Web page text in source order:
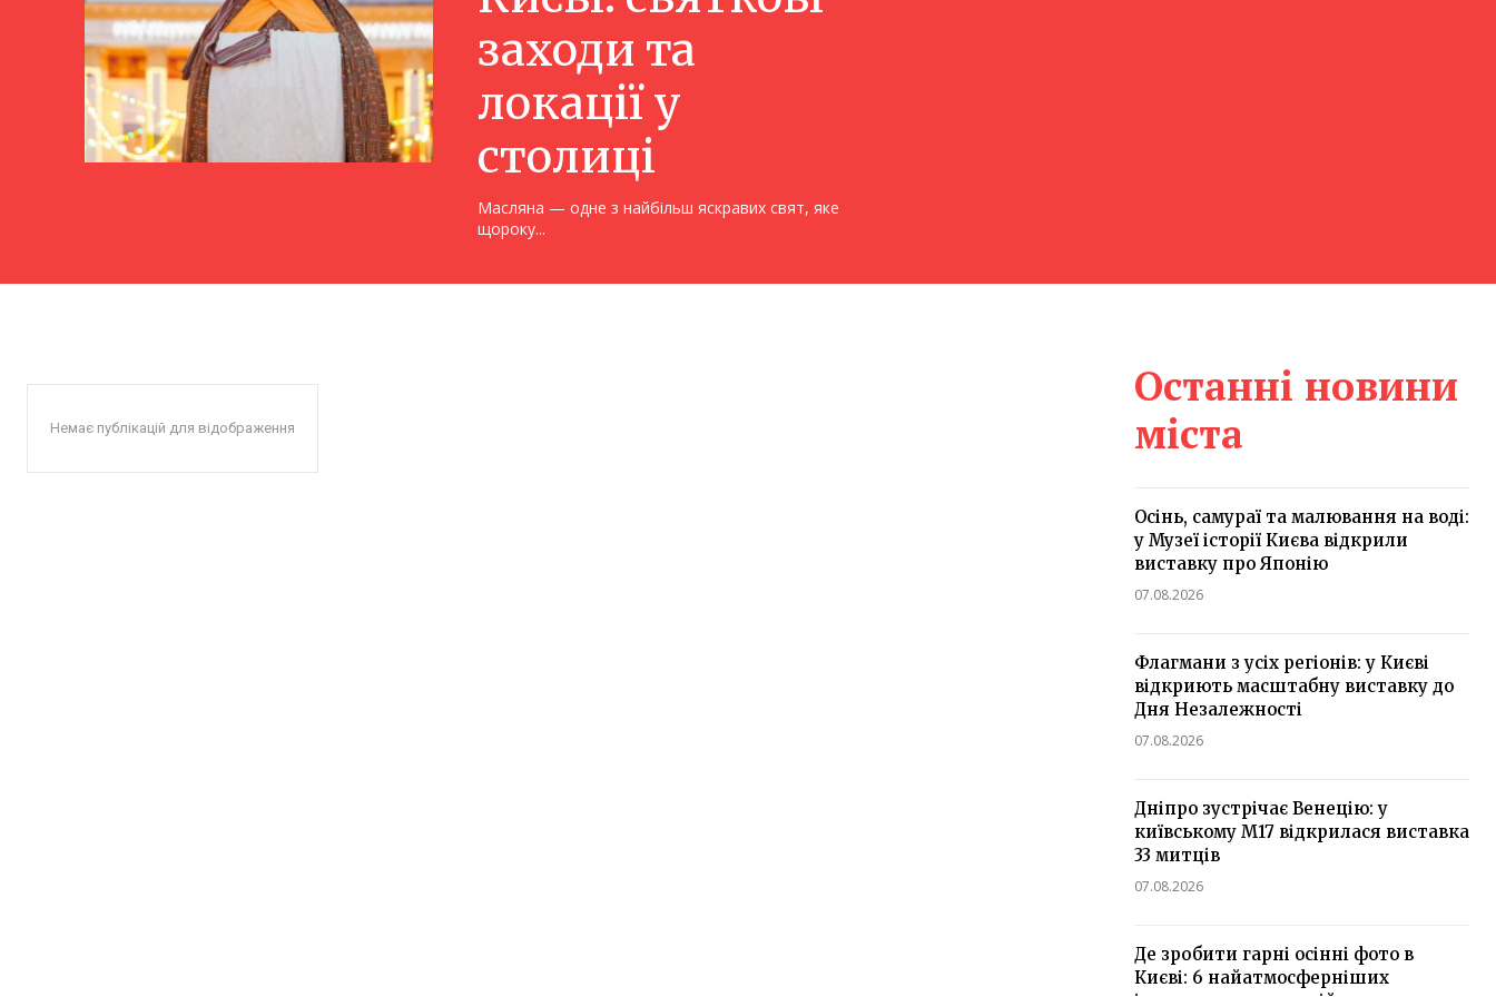
заходи та
локації у
столиці
Масляна — одне з найбільш яскравих свят, яке
щороку...
Немає публікацій для відображення
Останні новини
міста
Осінь, самураї та малювання на воді:
у Музеї історії Києва відкрили
виставку про Японію
07.08.2026
Флагмани з усіх регіонів: у Києві
відкриють масштабну виставку до
Дня Незалежності
07.08.2026
Дніпро зустрічає Венецію: у
київському М17 відкрилася виставка
33 митців
07.08.2026
Де зробити гарні осінні фото в
Києві: 6 найатмосферніших